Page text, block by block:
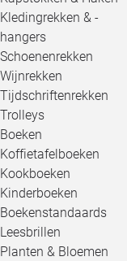
Kledingrekken & -
hangers
Schoenenrekken
Wijnrekken
Tijdschriftenrekken
Trolleys
Boeken
Koffietafelboeken
Kookboeken
Kinderboeken
Boekenstandaards
Leesbrillen
Planten & Bloemen